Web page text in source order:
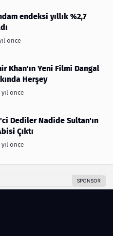
endeksi yıllık %2,7
önce
Khan'ın Yeni Filmi Dangal
Herşey
yıl önce
Dediler Nadide Sultan'ın
Çıktı
yıl önce